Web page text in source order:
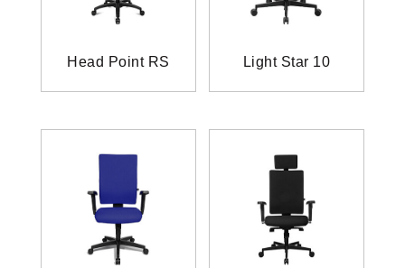
Head Point RS Light Star 10